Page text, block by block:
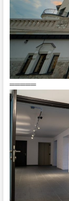
═════